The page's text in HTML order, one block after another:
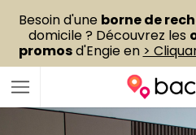
Besoin d'une borne de
domicile ? Découvrez les
promosd'Engie en >